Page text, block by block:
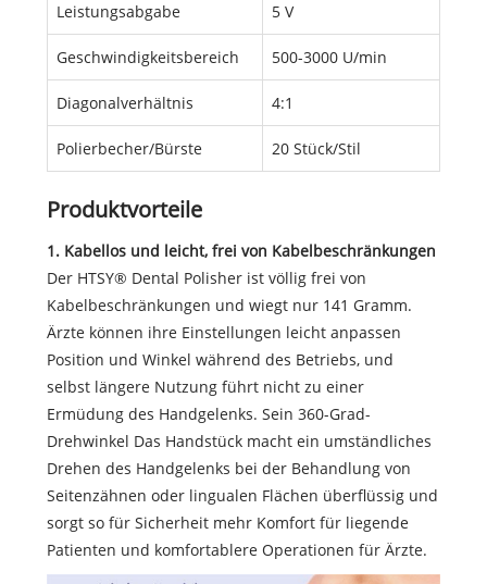
Leistungsabgabe 5 V
Geschwindigkeitsbereich 500-3000 U/min
Diagonalverhältnis 4:1
Polierbecher/Bürste 20 Stück/Stil
Produktvorteile
1. Kabellos und leicht, frei von Kabelbeschränkungen
Der HTSY® Dental Polisher ist völlig frei von
Kabelbeschränkungen und wiegt nur 141 Gramm.
Ärzte können ihre Einstellungen leicht anpassen
Position und Winkel während des Betriebs, und
selbst längere Nutzung führt nicht zu einer
Ermüdung des Handgelenks. Sein 360-Grad-
Drehwinkel Das Handstück macht ein umständliches
Drehen des Handgelenks bei der Behandlung von
Seitenzähnen oder lingualen Flächen überflüssig und
sorgt so für Sicherheit mehr Komfort für liegende
Patienten und komfortablere Operationen für Ärzte.